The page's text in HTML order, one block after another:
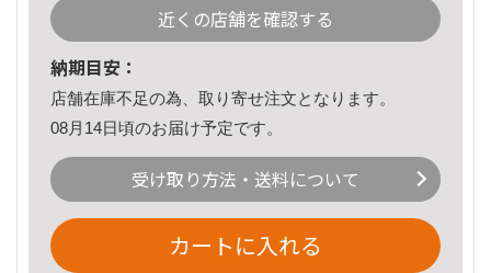
近くの店舗を確認する
納期目安：
店舗在庫不足の為、取り寄せ注文となります。
08月14日頃のお届け予定です。
受け取り方法・送料について
カートに入れる